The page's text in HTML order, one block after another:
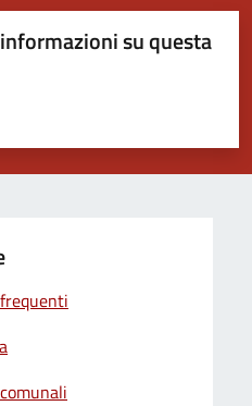
su questa
su 5
5